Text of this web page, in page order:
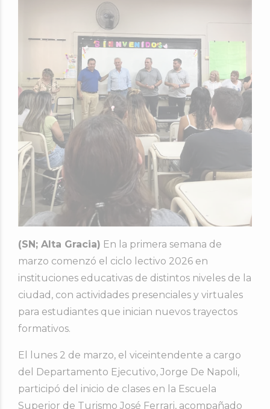
(SN; Alta Gracia) En la primera semana de
marzo comenzó el ciclo lectivo 2026 en
instituciones educativas de distintos niveles de la
ciudad, con actividades presenciales y virtuales
para estudiantes que inician nuevos trayectos
formativos.
El lunes 2 de marzo, el viceintendente a cargo
del Departamento Ejecutivo, Jorge De Napoli,
participó del inicio de clases en la Escuela
Superior de Turismo José Ferrari, acompañado